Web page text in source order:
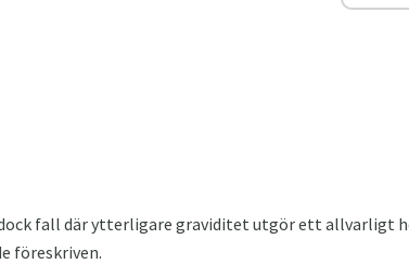
fall där ytterligare graviditet utgör ett allvarligt
föreskriven.